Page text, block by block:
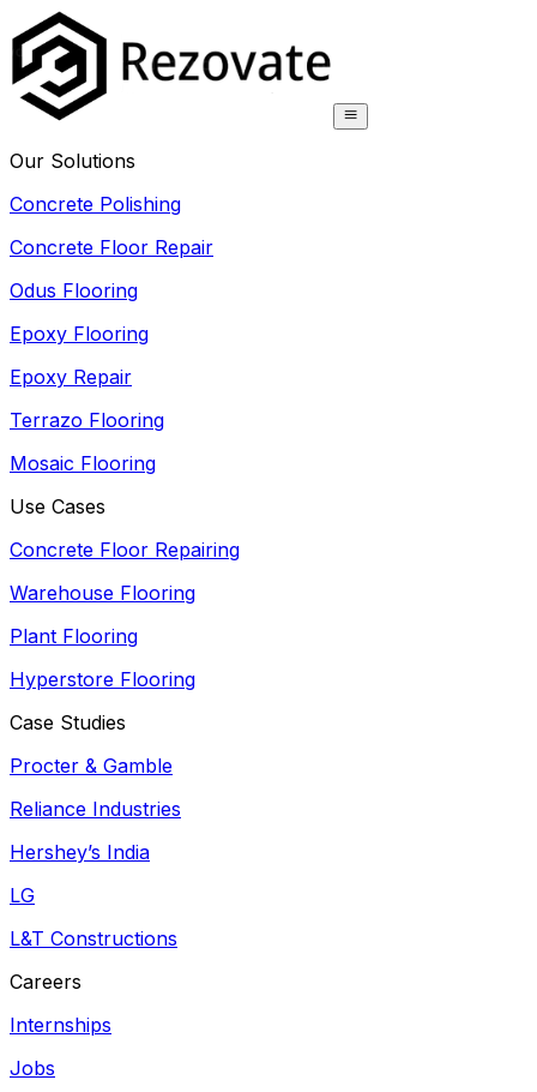
Our Solutions
Concrete Polishing
Concrete Floor Repair
Odus Flooring
Epoxy Flooring
Epoxy Repair
Terrazo Flooring
Mosaic Flooring
Use Cases
Concrete Floor Repairing
Warehouse Flooring
Plant Flooring
Hyperstore Flooring
Case Studies
Procter & Gamble
Reliance Industries
Hershey’s India
LG
L&T Constructions
Careers
Internships
Jobs